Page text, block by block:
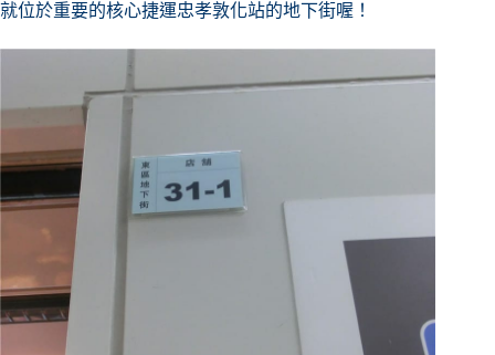
就位於重要的核心捷運忠孝敦化站的地下街喔！